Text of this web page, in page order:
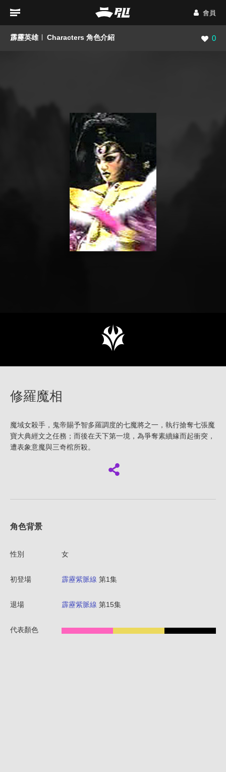
會員
霹靂英雄 Characters 角色介紹 瀏覽
0
修羅魔相
魔域女殺手，鬼帝賜予智多羅調度的七魔將之一，執行搶奪七張魔
寶大典經文之任務；而後在天下第一境，為爭奪素續緣而起衝突，
遭表象意魔與三奇棺所殺。
角色背景
性別 女
初登場 霹靂紫脈線 第1集
退場 霹靂紫脈線 第15集
代表顏色